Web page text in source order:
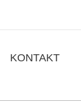
KONTAKT